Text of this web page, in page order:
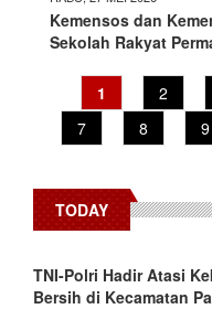
Kemensos dan
Sekolah Rakyat
PaginationCurrent
page
1 Page
2
Page
7 Page
8 9
TODAY
TNI-Polri Hadir Atasi
Bersih di Kecamatan